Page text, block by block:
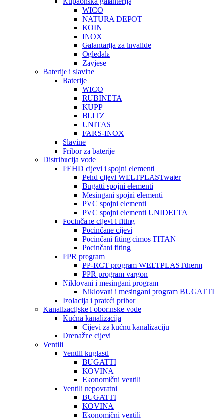
WICO
NATURA DEPOT
KOIN
INOX
Galantarija za invalide
Ogledala
Zavjese
Baterije i slavine
Baterije
WICO
RUBINETA
KUPP
BLITZ
UNITAS
FARS-INOX
Slavine
Pribor za baterije
Distribucija vode
PEHD cijevi i spojni elementi
Pehd cijevi WELTPLASTwater
Bugatti spojni elementi
Mesingani spojni elementi
PVC spojni elementi
PVC spojni elementi UNIDELTA
Pocinčane cijevi i fiting
Pocinčane cijevi
Pocinčani fiting cimos TITAN
Pocinčani fiting
PPR program
PP-RCT program WELTPLASTtherm
PPR program vargon
Niklovani i mesingani program
Niklovani i mesingani program BUGATTI
Izolacija i prateći pribor
Kanalizacijske i oborinske vode
Kućna kanalizacija
Cijevi za kućnu kanalizaciju
Drenažne cijevi
Ventili
Ventili kuglasti
BUGATTI
KOVINA
Ekonomični ventili
Ventili nepovratni
BUGATTI
KOVINA
Ekonomični ventili